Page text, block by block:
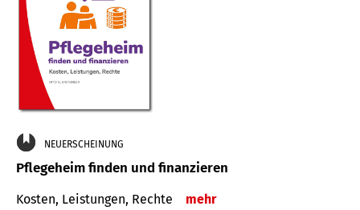
NEUERSCHEINUNG
Pflegeheim finden und finanzieren
Kosten, Leistungen, Rechte mehr